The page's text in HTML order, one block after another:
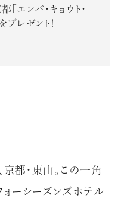
エンバ・キョウト・
プレゼント！
都・東山。この一角
ォーシーズンズホテル